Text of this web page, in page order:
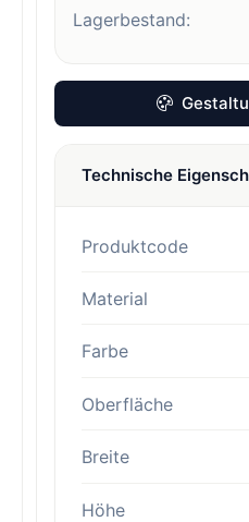
Lagerbestand:
Technische
Produktcode
Material
Farbe
Oberfläche
Breite
Höhe